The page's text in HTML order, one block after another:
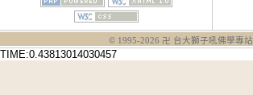
© 1995-2026 卍 台大獅子吼佛學專站
TIME:0.43813014030457